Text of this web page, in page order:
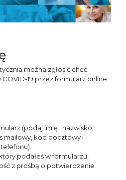
można zgłosić chęć
19 przez formularz online.
(podaj imię i nazwisko,
mailowy, kod pocztowy i
podałeś w formularzu,
z prośbą o potwierdzenie